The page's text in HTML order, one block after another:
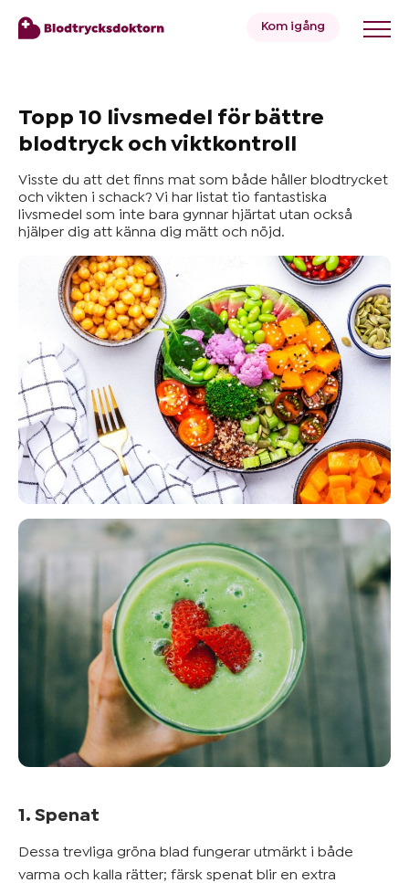
Blodtryck
Övervikt
Priser
Hälsa
Livsstil
Mer om
blodtryck
&
övervikt
igång
Kom igång
Topp 10 livsmedel för bättre
blodtryck och viktkontroll
Visste du att det finns mat som både håller blodtrycket
och vikten i schack? Vi har listat tio fantastiska
livsmedel som inte bara gynnar hjärtat utan också
hjälper dig att känna dig mätt och nöjd.
1. Spenat
Dessa trevliga gröna blad fungerar utmärkt i både
varma och kalla rätter; färsk spenat blir en extra